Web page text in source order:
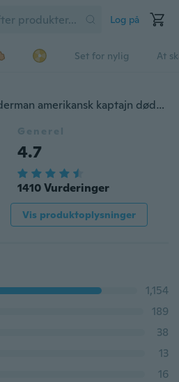
Log på
Set for nylig At
anime MARVEL-film Spiderman amerikansk kaptajn dødsstift Mænd og kvinder Dejlige øreringe
Generel
4.7
1410 Vurderinger
Vis produktoplysninger
1,154
189
38
13
16